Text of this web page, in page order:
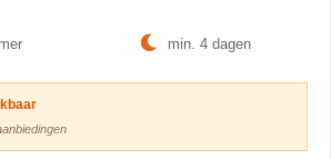
min. 4 dagen